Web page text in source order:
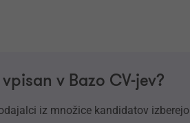
v Bazo CV-jev?
iz množice kandidatov izberejo